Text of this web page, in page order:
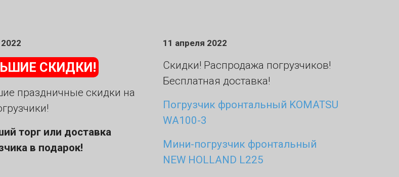
СКИДКИ!
праздничные скидки на
торг или доставка
в подарок!
11 апреля 2022
Скидки! Распродажа погрузчиков!
Бесплатная доставка!
Погрузчик фронтальный KOMATSU
WA100-3
Мини-погрузчик фронтальный
NEW HOLLAND L225